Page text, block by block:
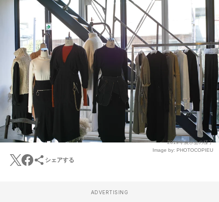
2019年展示会の様子
Image by: PHOTOCOPIEU
シェアする
ADVERTISING